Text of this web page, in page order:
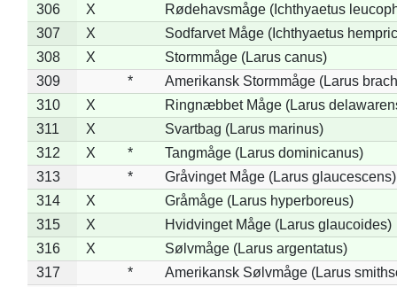
306
X
Rødehavsmåge (Ichthyaetus
307
X
Sodfarvet Måge (Ichthyaetus
308
X
Stormmåge (Larus canus)
309
*
Amerikansk Stormmåge (Larus
310
X
Ringnæbbet Måge (Larus
311
X
Svartbag (Larus marinus)
312
X *
Tangmåge (Larus dominicanus)
313
*
Gråvinget Måge (Larus glaucescens)
314
X
Gråmåge (Larus hyperboreus)
315
X
Hvidvinget Måge (Larus glaucoides)
316
X
Sølvmåge (Larus argentatus)
317
*
Amerikansk Sølvmåge (Larus